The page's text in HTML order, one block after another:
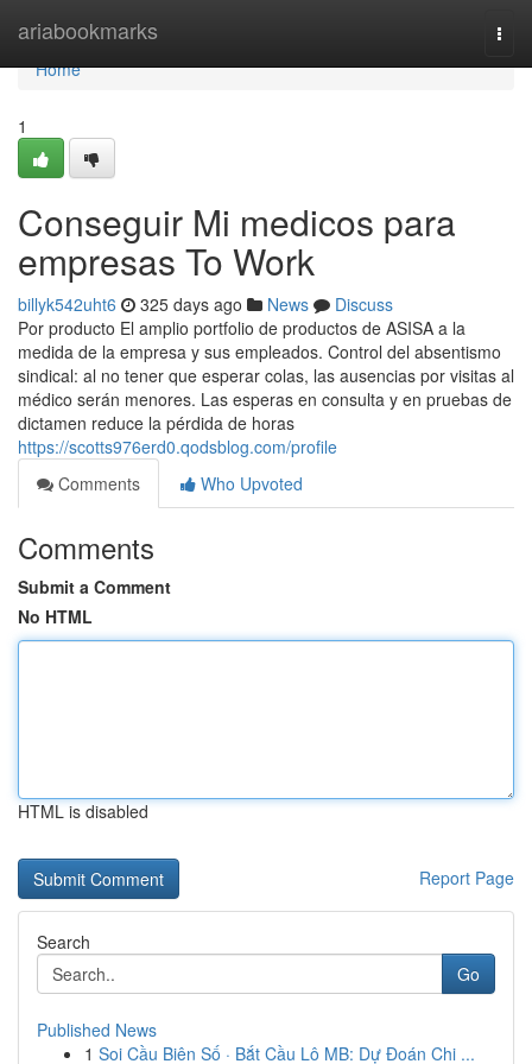
ariabookmarks
Home
Home
1
Conseguir Mi medicos para
empresas To Work
billyk542uht6 325 days ago News
Discuss
Por producto El amplio portfolio de productos de ASISA a la
medida de la empresa y sus empleados. Control del absentismo
sindical: al no tener que esperar colas, las ausencias por visitas al
médico serán menores. Las esperas en consulta y en pruebas de
dictamen reduce la pérdida de horas
https://scotts976erd0.qodsblog.com/profile
Comments
Who Upvoted
Comments
Submit a Comment
No HTML
HTML is disabled
Report Page
Search
Go
Published News
1 Soi Cầu Biên Số · Bắt Cầu Lô MB: Dự Đoán Chi ...